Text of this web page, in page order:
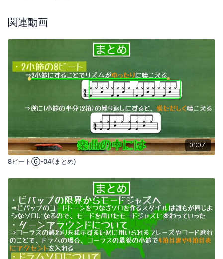
く、50回から100回繰り返すことで体が自然に動くようになりま
テンポはBPM120を目安にして、8分や16分、3連符などのリズム
を取り入れながら練習してください。少しずつテンポを上げてい
くことで、よりスムーズに演奏できるようになります。しっかり
と体に覚え込ませることが、このレッスンの目標です。
関連動画
01:07
8ビート⑥-04(まとめ)